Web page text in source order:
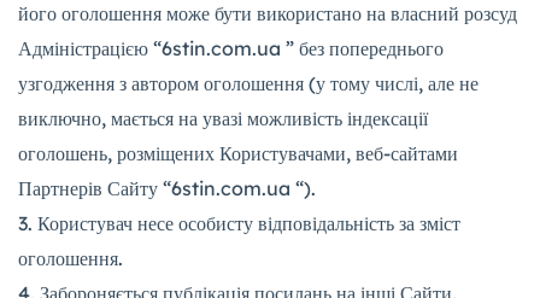
його оголошення може бути використано на власний розсуд
Адміністрацією “6stin.com.ua ” без попереднього
узгодження з автором оголошення (у тому числі, але не
виключно, мається на увазі можливість індексації
оголошень, розміщених Користувачами, веб-сайтами
Партнерів Сайту “6stin.com.ua “).
Користувач несе особисту відповідальність за зміст
оголошення.
Забороняється публікація посилань на інші Сайти.